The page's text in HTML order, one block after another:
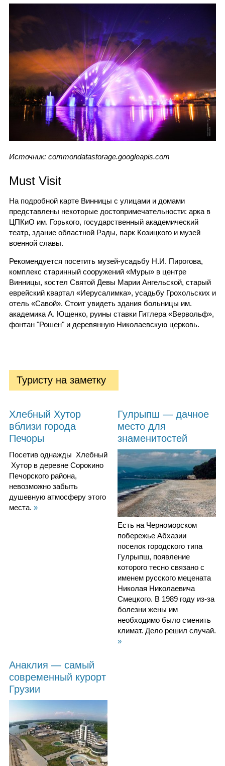
Источник: commondatastorage.googleapis.com
Must Visit
На подробной карте Винницы с улицами и домами
представлены некоторые достопримечательности: арка в
ЦПКиО им. Горького, государственный академический
театр, здание областной Рады, парк Козицкого и музей
военной славы.
Рекомендуется посетить музей-усадьбу Н.И. Пирогова,
комплекс старинный сооружений «Муры» в центре
Винницы, костел Святой Девы Марии Ангельской, старый
еврейский квартал «Иерусалимка», усадьбу Грохольских и
отель «Савой». Стоит увидеть здания больницы им.
академика А. Ющенко, руины ставки Гитлера «Вервольф»,
фонтан "Рошен" и деревянную Николаевскую церковь.
Туристу на заметку
Хлебный Хутор
вблизи города
Печоры
Посетив однажды Хлебный
Хутор в деревне Сорокино
Печорского района,
невозможно забыть
душевную атмосферу этого
места. »
Гулрыпш — дачное
место для
знаменитостей
Есть на Черноморском
побережье Абхазии
поселок городского типа
Гулрыпш, появление
которого тесно связано с
именем русского мецената
Николая Николаевича
Смецкого. В 1989 году из-за
болезни жены им
необходимо было сменить
климат. Дело решил случай.
»
Анаклия — самый
современный курорт
Грузии